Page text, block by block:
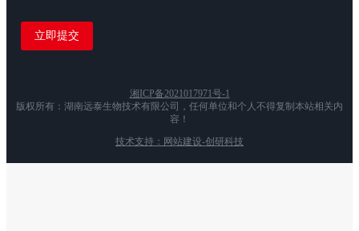
湘ICP备2021017971号-1
版权所有：湖南远泰生物技术有限公司，任何单位和个人不得复制本站相关内
容！
技术支持：网站建设-创研科技